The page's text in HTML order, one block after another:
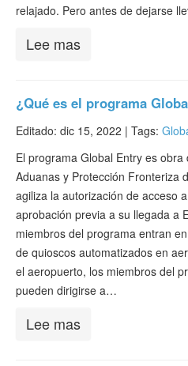
relajado. Pero antes de dejarse
Lee mas
¿Qué es el programa
Editado: dic 15, 2022 | Tags:
El programa Global Entry es
Aduanas y Protección Fronteriza
agiliza la autorización de acceso
aprobación previa a su llegada a
miembros del programa entran
de quioscos automatizados en
el aeropuerto, los miembros del
pueden dirigirse a…
Lee mas